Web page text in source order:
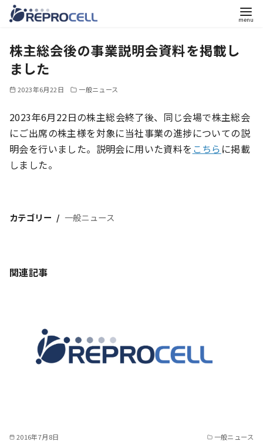
株主総会後の事業説明会資料を掲載し
ました
2023年6月22日 一般ニュース
2023年6月22日の株主総会終了後、同じ会場で株主総会
にご出席の株主様を対象に当社事業の進捗についての説
明会を行いました。説明会に用いた資料を こちら に掲載
しました。
カテゴリー 一般ニュース
関連記事
2016年7月8日 一般ニュース